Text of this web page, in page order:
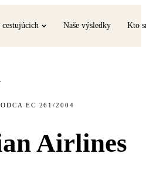
cestujúcich Naše výsledky Kto
EC 261/2004
Airlines